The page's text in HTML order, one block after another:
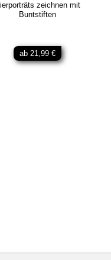
zeichnen mit
Buntstiften
ab 21,99 €